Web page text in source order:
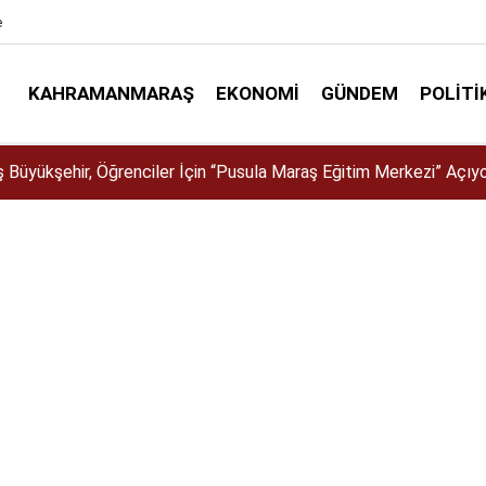
KAHRAMANMARAŞ EKONOMI GÜNDEM
İklim Dirençli Tarım İçin Güç Birliği!